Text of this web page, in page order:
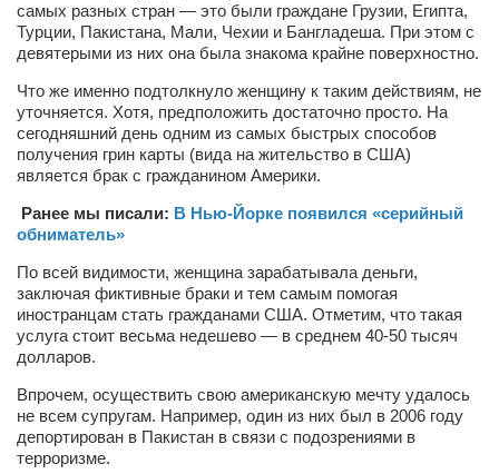
Валентин Бурый
Александра Сокол
Барды
Владимир Айзенберг
Игорь Добровольский
Оксана Скоробагатская
Александра Скорук
Ольга Чикина
Бизнес-партнёры
самых разных стран — это были граждане Грузии, Египта,
Турции, Пакистана, Мали, Чехии и Бангладеша. При этом с
девятерыми из них она была знакома крайне поверхностно.
Что же именно подтолкнуло женщину к таким действиям, не
уточняется. Хотя, предположить достаточно просто. На
сегодняшний день одним из самых быстрых способов
получения грин карты (вида на жительство в США)
является брак с гражданином Америки.
Ранее мы писали: В Нью-Йорке появился «серийный
обниматель»
По всей видимости, женщина зарабатывала деньги,
заключая фиктивные браки и тем самым помогая
иностранцам стать гражданами США. Отметим, что такая
услуга стоит весьма недешево — в среднем 40-50 тысяч
долларов.
Впрочем, осуществить свою американскую мечту удалось
не всем супругам. Например, один из них был в 2006 году
депортирован в Пакистан в связи с подозрениями в
терроризме.